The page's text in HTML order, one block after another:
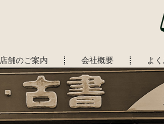
店舗のご案内 会社概要 よ